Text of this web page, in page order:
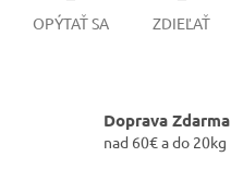
OPÝTAŤ SA ZDIEĽAŤ
Doprava Zdarma
nad 60€ a do 20kg